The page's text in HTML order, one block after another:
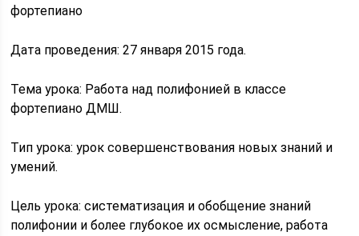
фортепиано
Дата проведения: 27 января 2015 года.
Тема урока: Работа над полифонией в классе
фортепиано ДМШ.
Тип урока: урок совершенствования новых знаний и
умений.
Цель урока: систематизация и обобщение знаний
полифонии и более глубокое их осмысление, работа